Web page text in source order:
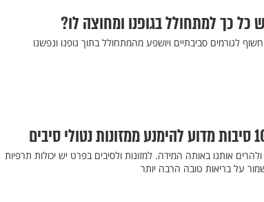
כל כך למתחולל בגופנו ומחוצה לו?
לגורמים סביבתיים ויושפע מהמתחולל בתוך גופנו ונפשנו
אותנו באותה המידה. למזונות ולסיבים בפרט יש יכולות תרפיות
על בריאות טובה הרבה יותר